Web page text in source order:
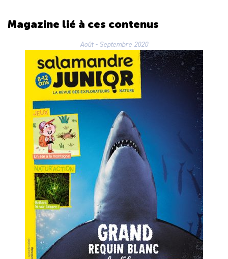
Magazine lié à ces contenus
Août - Septembre 2020